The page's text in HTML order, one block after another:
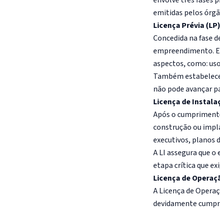
emitidas pelos
Licença Prévia (LP)
Concedida na fase
empreendimento.
aspectos, como:
Também
não pode avançar
Licença de
Após o
construção ou
executivos, planos
A LI assegura que
etapa crítica que
Licença de
A Licença de
devidamente